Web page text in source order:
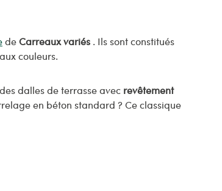
deCarreaux variés . Ils sont constitués
couleurs.
dalles de terrasse avec revêtement
en béton standard ? Ce classique